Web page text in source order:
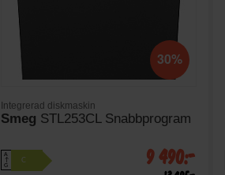
30%
Integrerad diskmaskin
Smeg STL253CL Snabbprogram
A
↑
G
C 9 490:-